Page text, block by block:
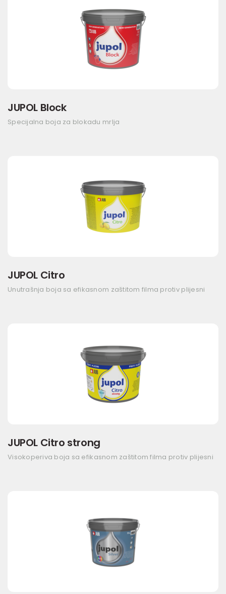
JUPOL Block
Specijalna boja za blokadu mrlja
JUPOL Citro
Unutrašnja boja sa efikasnom zaštitom filma protiv plijesni
JUPOL Citro strong
Visokoperiva boja sa efikasnom zaštitom filma protiv plijesni